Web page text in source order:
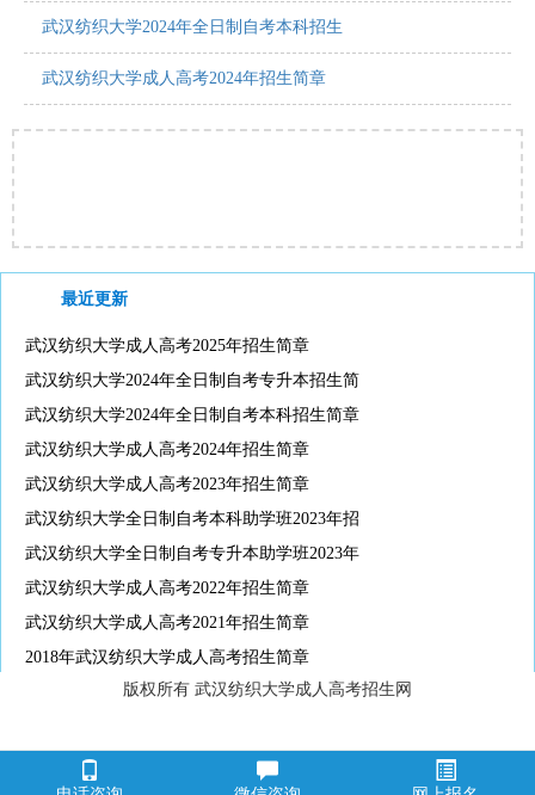
武汉纺织大学2024年全日制自考本科招生
武汉纺织大学成人高考2024年招生简章
最近更新
武汉纺织大学成人高考2025年招生简章
武汉纺织大学2024年全日制自考专升本招生简
武汉纺织大学2024年全日制自考本科招生简章
武汉纺织大学成人高考2024年招生简章
武汉纺织大学成人高考2023年招生简章
武汉纺织大学全日制自考本科助学班2023年招
武汉纺织大学全日制自考专升本助学班2023年
武汉纺织大学成人高考2022年招生简章
武汉纺织大学成人高考2021年招生简章
2018年武汉纺织大学成人高考招生简章
版权所有 武汉纺织大学成人高考招生网